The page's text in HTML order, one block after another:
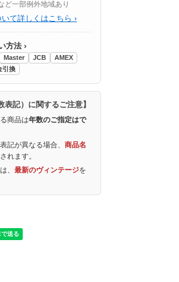
ど一部例外地域あり
て詳しくはこちら ›
方法 ›
Master JCB
AMEX
引換
表記）に関するご注意】
商品は年数のご指定はで
記が異なる場合、商品名
れます。
、最新のヴィンテージを